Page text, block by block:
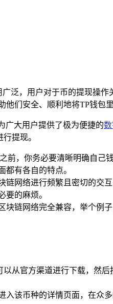
泛，用户对于币的提现操
们安全、顺利地将TP钱包
广大用户提供了极为便捷的
提现。
前，你务必要清晰明确自己
有各自的特点。
网络进行频繁且密切的交
的麻烦。
链网络完全兼容，举个例
从官方渠道进行下载，然
该币种的详情页面，在众